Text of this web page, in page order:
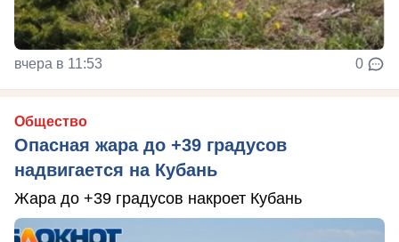
вчера в 11:53 0
Общество
Опасная жара до +39 градусов
надвигается на Кубань
Жара до +39 градусов накроет Кубань